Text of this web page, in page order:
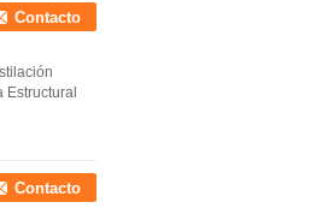
Contacto
Contacto